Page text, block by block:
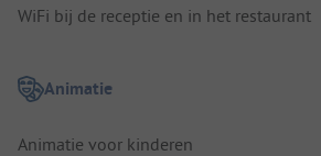
WiFi bij de receptie en in het restaurant
Animatie
Animatie voor kinderen